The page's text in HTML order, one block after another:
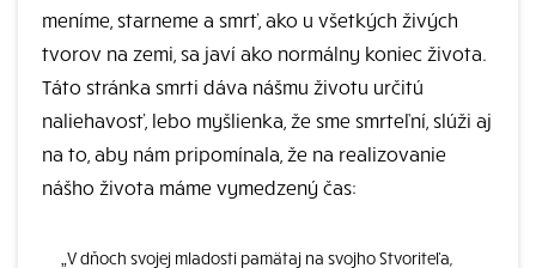
meníme, starneme a smrť, ako u všetkých živých
tvorov na zemi, sa javí ako normálny koniec života.
Táto stránka smrti dáva nášmu životu určitú
naliehavosť, lebo myšlienka, že sme smrteľní, slúži aj
na to, aby nám pripomínala, že na realizovanie
nášho života máme vymedzený čas:
„V dňoch svojej mladosti pamätaj na svojho Stvoriteľa,